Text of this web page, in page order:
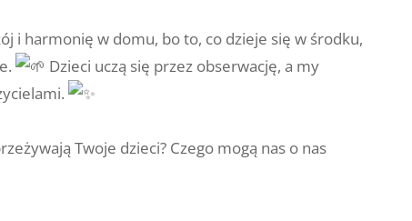
i harmonię w domu, bo to, co dzieje się w środku,
Dzieci uczą się przez obserwację, a my
Twoje dzieci? Czego mogą nas o nas